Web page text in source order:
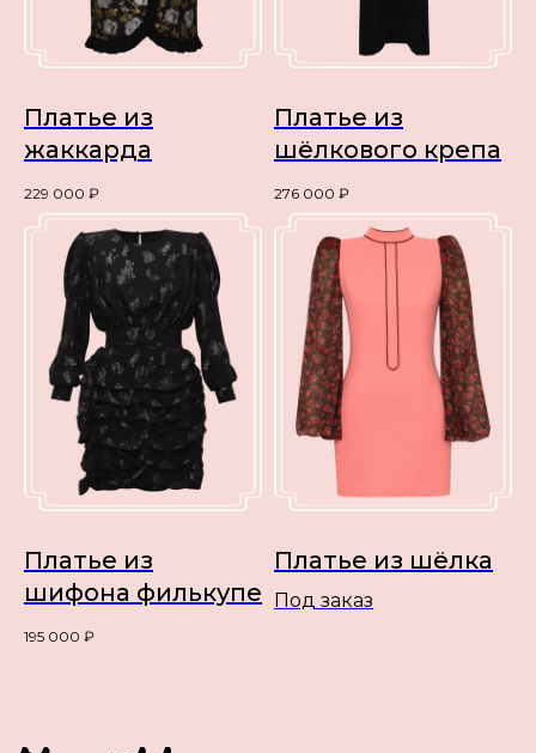
Платье из
жаккарда
229 000 ₽
Платье из
шёлкового крепа
276 000 ₽
Платье из
шифона филькупе
195 000 ₽
Платье из шёлка
Под заказ